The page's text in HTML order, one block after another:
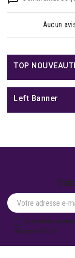
Aucun
TOP
Left Banner
Je souhaite
de la part d'ECP.